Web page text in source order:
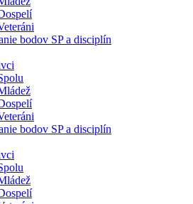
bodov SP a disciplín
bodov SP a disciplín